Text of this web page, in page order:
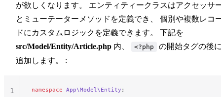
が欲しくなります。 エンティティークラスはアクセッサ
とミューテーターメソッドを定義でき、 個別や複数レコ
ドにカスタムロジックを定義できます。 下記を
src/Model/Entity/Article.php 内、 <?php
の開始タグの後
追加します。 :
namespace App\Model\Entity ;
1